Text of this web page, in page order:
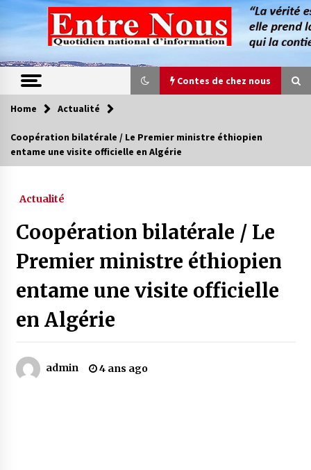
content
Contes de chez nous
Contes de chez nous
Quand la mère n’est plus là (17e partie)
Magie de sorcier
4 ans ago
Oum el Gaïla / L’ogresse du M’zab
4 ans ago
4 ans ago
Home Actualité
Coopération bilatérale / Le Premier ministre éthiopien
entame une visite officielle en Algérie
Actualité
Coopération bilatérale / Le
Premier ministre éthiopien
entame une visite officielle
en Algérie
admin 4 ans ago